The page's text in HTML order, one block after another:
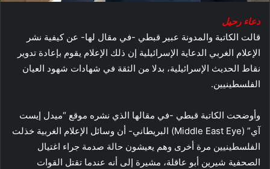
دعاء رحيل
قالت الكاتبة والمدونة عبير قبطي -في مقال لها- عن كيفية نشر
الإعلام الغربي الدعاية الإسرائيلية إن ذلك الإعلام يقوم بإعادة تدوير
نقاط الحديث الإسرائيلية، بدلا من الثقة في شهادات شهود العيان
الفلسطينيين.
وأوضحت الكاتبة قبطي -في مقالها الذي نشره موقع “ميدل إيست
آي” (Middle East Eye) البريطاني- أن وسائل الإعلام الغربية خذلت
الفلسطينيين مرة أخرى وهم يعيشون حالة صدمة جراء اغتيال
الصحفية شيرين أبو عاقلة، مشيرة إلى أنه عندما تقتل القوات